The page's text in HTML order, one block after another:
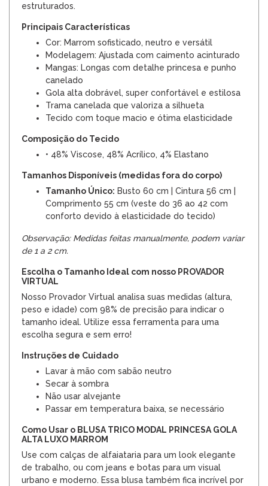
estruturados.
Principais Características
Cor: Marrom sofisticado, neutro e versátil
Modelagem: Ajustada com caimento acinturado
Mangas: Longas com detalhe princesa e punho
canelado
Gola alta dobrável, super confortável e estilosa
Trama canelada que valoriza a silhueta
Tecido com toque macio e ótima elasticidade
Composição do Tecido
• 48% Viscose, 48% Acrílico, 4% Elastano
Tamanhos Disponíveis (medidas fora do corpo)
Tamanho Único: Busto 60 cm | Cintura 56 cm |
Comprimento 55 cm (veste do 36 ao 42 com
conforto devido à elasticidade do tecido)
Observação: Medidas feitas manualmente, podem variar
de 1 a 2 cm.
Escolha o Tamanho Ideal com nosso PROVADOR
VIRTUAL
Nosso Provador Virtual analisa suas medidas (altura,
peso e idade) com 98% de precisão para indicar o
tamanho ideal. Utilize essa ferramenta para uma
escolha segura e sem erro!
Instruções de Cuidado
Lavar à mão com sabão neutro
Secar à sombra
Não usar alvejante
Passar em temperatura baixa, se necessário
Como Usar o BLUSA TRICO MODAL PRINCESA GOLA
ALTA LUXO MARROM
Use com calças de alfaiataria para um look elegante
de trabalho, ou com jeans e botas para um visual
urbano e moderno. Essa blusa também fica incrível por